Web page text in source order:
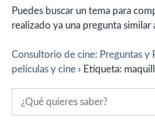
Puedes buscar un tema para
realizado ya una pregunta similar
Consultorio de cine: Preguntas y
películas y cine › Etiqueta: